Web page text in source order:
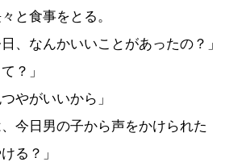
と食事をとる。
日、なんかいいことがあったの？」
？」
やがいいから」
、今日男の子から声をかけられた
る？」